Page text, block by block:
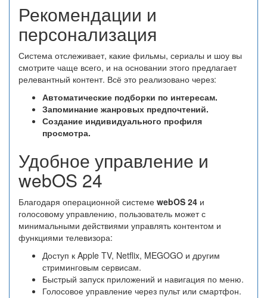
Рекомендации и
персонализация
Система отслеживает, какие фильмы, сериалы и шоу вы
смотрите чаще всего, и на основании этого предлагает
релевантный контент. Всё это реализовано через:
Автоматические подборки по интересам.
Запоминание жанровых предпочтений.
Создание индивидуального профиля
просмотра.
Удобное управление и
webOS 24
Благодаря операционной системе webOS 24 и
голосовому управлению, пользователь может с
минимальными действиями управлять контентом и
функциями телевизора:
Доступ к Apple TV, Netflix, MEGOGO и другим
стриминговым сервисам.
Быстрый запуск приложений и навигация по меню.
Голосовое управление через пульт или смартфон.